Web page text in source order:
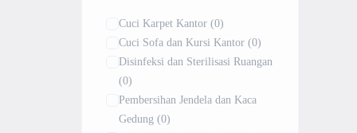
Cuci Karpet Kantor (0)
Cuci Sofa dan Kursi Kantor (0)
Disinfeksi dan Sterilisasi Ruangan
(0)
Pembersihan Jendela dan Kaca
Gedung (0)